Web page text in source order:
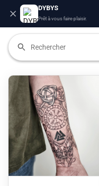
DYBYS
Prêt à vous faire plaisir.